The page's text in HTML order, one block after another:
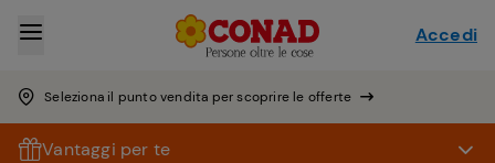
Seleziona il punto vendita per scoprire le offerte
Accedi
Vantaggi per te